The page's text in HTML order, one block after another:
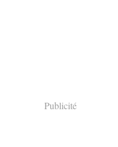
Publicité